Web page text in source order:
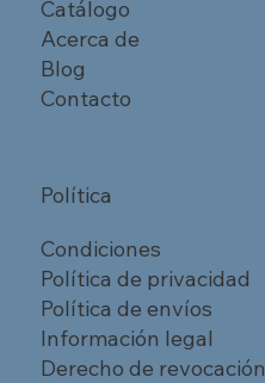
Catálogo
Acerca de
Blog
Contacto
Política
Condiciones
Política de privacidad
Política de envíos
Información legal
Derecho de revocación